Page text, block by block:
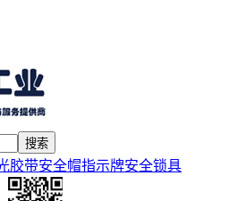
搜索
胶带安全帽指示牌安全锁具